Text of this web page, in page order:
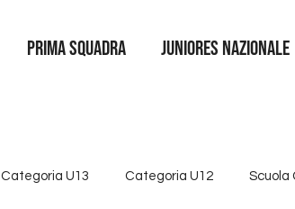
Prima squadra juniores nazionale
Categoria U13 Categoria U12 Scuola